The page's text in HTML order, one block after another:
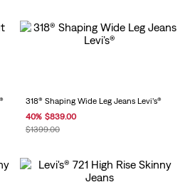
318® Shaping Wide Leg Jeans Levi’s®
40% $839.00
$1399.00